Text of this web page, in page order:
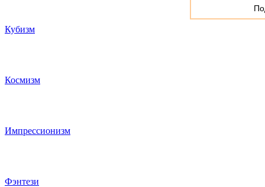
Кубизм
Космизм
Импрессионизм
Фэнтези